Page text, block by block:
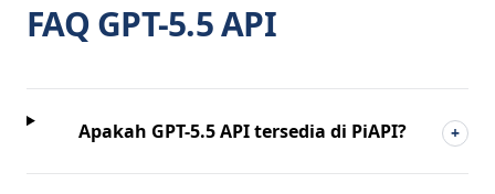
FAQ GPT-5.5 API
Apakah GPT-5.5 API tersedia di PiAPI? +